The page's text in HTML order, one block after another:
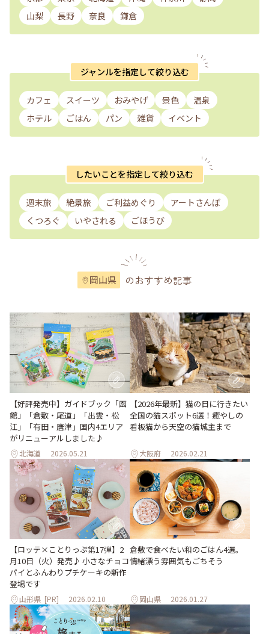
山梨
長野 奈良 鎌倉
ジャンルを指定して絞り込む
カフェ スイーツ おみやげ 景色
温泉
ホテル
ごはん パン 雑貨 イベント
したいことを指定して絞り込む
週末旅 絶景旅 ご利益めぐり
アートさんぽ
くつろぐ
いやされる ごほうび
岡山県 のおすすめ記事
【好評発売中】ガイドブック「函
館」「倉敷・尾道」「出雲・松
江」「有田・唐津」国内4エリア
がリニューアルしました♪
北海道 2026.05.21
【2026年最新】猫の日に行きたい
全国の猫スポット6選！癒やしの
看板猫から天空の猫城主まで
大阪府 2026.02.21
【ロッテ×ことりっぷ第17弾】2
月10日（火）発売♪ 小さなチョコ
パイとふんわりプチケーキの新作
登場です
山形県 [PR] 2026.02.10
倉敷で食べたい和のごはん4選。
情緒漂う雰囲気もごちそう
岡山県 2026.01.27